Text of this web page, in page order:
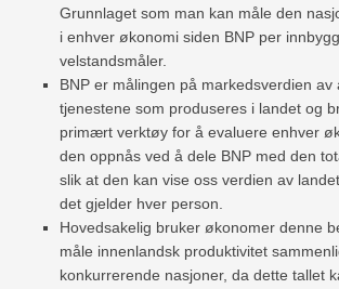
Grunnlaget som man kan måle den
i enhver økonomi siden BNP per
velstandsmåler.
BNP er målingen på markedsverdien av
tjenestene som produseres i landet og
primært verktøy for å evaluere enhver
den oppnås ved å dele BNP med den
slik at den kan vise oss verdien av
det gjelder hver person.
Hovedsakelig bruker økonomer denne
måle innenlandsk produktivitet
konkurrerende nasjoner, da dette tallet